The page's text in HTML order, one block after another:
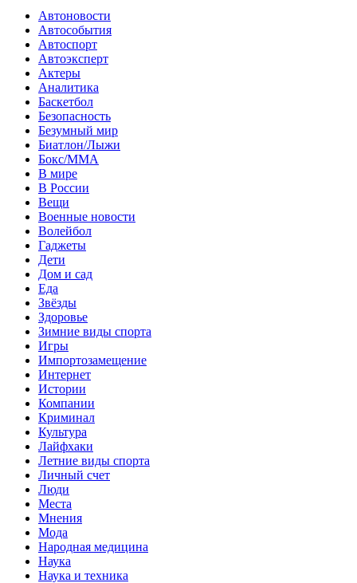
Автоновости
Автособытия
Автоспорт
Автоэксперт
Актеры
Аналитика
Баскетбол
Безопасность
Безумный мир
Биатлон/Лыжи
Бокс/MMA
В мире
В России
Вещи
Военные новости
Волейбол
Гаджеты
Дети
Дом и сад
Еда
Звёзды
Здоровье
Зимние виды спорта
Игры
Импортозамещение
Интернет
Истории
Компании
Криминал
Культура
Лайфхаки
Летние виды спорта
Личный счет
Люди
Места
Мнения
Мода
Народная медицина
Наука
Наука и техника